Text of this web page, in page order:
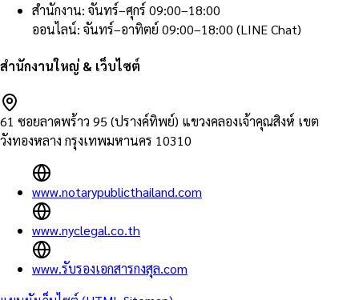
สำนักงาน: จันทร์–ศุกร์ 09:00–18:00
ออนไลน์: จันทร์–อาทิตย์ 09:00–18:00 (LINE Chat)
สำนักงานใหญ่ & เว็บไซต์
61 ซอยลาดพร้าว 95 (ปรางค์ทิพย์) แขวงคลองเจ้าคุณสิงห์ เขต
วังทองหลาง กรุงเทพมหานคร 10310
www.notarypublicthailand.com
www.nyclegal.co.th
www.รับรองเอกสารกงสุล.com